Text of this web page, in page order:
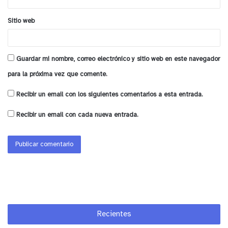
el aspecto físico y la salud mental y emocional de
que participaron de los talleres y eventos, tanto de
forma online como presencial.
Sitio web
Guardar mi nombre, correo electrónico y sitio web en este navegador
para la próxima vez que comente.
Recibir un email con los siguientes comentarios a esta entrada.
Recibir un email con cada nueva entrada.
Recientes